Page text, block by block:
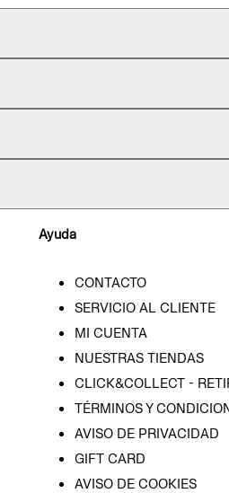
Ayuda
CONTACTO
SERVICIO AL CLIENTE
MI CUENTA
NUESTRAS TIENDAS
CLICK&COLLECT -
TÉRMINOS Y
AVISO DE PRIVACIDAD
GIFT CARD
AVISO DE COOKIES